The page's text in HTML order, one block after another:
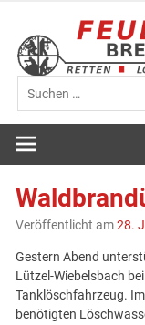
springen
Veröffentlicht am28.
Gestern Abend
Lützel-Wiebelsbach
Tanklöschfahrzeug.
benötigten